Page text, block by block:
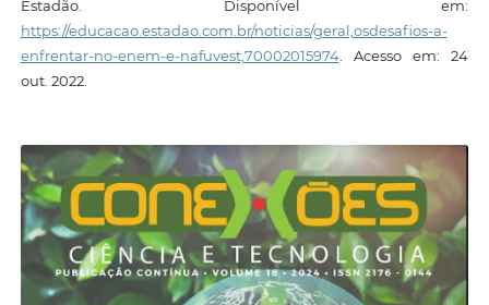
Estadão. Disponível em:
https://educacao.estadao.com.br/noticias/geral,osdesafios-a-
enfrentar-no-enem-e-nafuvest,70002015974. Acesso em: 24
out. 2022.